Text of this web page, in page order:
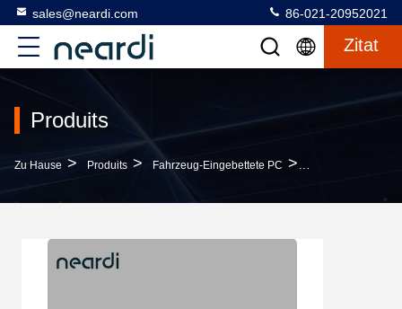
sales@neardi.com 86-021-20952021
Zitat
Produits
Zu Hause > Produits > Fahrzeug-Eingebettete PC >